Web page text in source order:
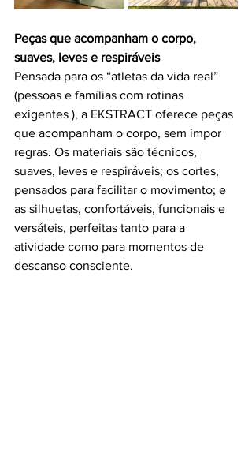
Peças que acompanham o corpo,
suaves, leves e respiráveis
Pensada para os “atletas da vida real”
(pessoas e famílias com rotinas
exigentes ), a EKSTRACT oferece peças
que acompanham o corpo, sem impor
regras. Os materiais são técnicos,
suaves, leves e respiráveis; os cortes,
pensados para facilitar o movimento; e
as silhuetas, confortáveis, funcionais e
versáteis, perfeitas tanto para a
atividade como para momentos de
descanso consciente.